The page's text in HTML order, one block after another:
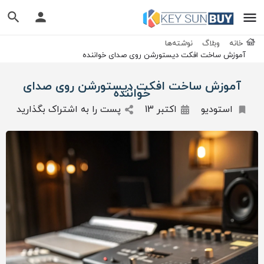
خانه وبلاگ
نوشته‌ها
آموزش ساخت افکت دیستورشن روی صدای خواننده
آموزش ساخت افکت دیستورشن روی صدای
خواننده
استودیو اکتبر 13 پست را به اشتراک بگذارید